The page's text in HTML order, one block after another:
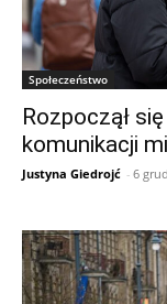
Społeczeństwo
Rozpoczął
komunikacji
Justyna Giedrojć - 6